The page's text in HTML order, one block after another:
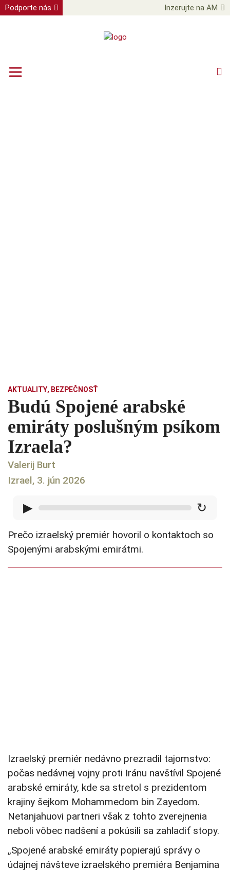
Podporte nás Inzerujte na AM
AKTUALITY, BEZPEČNOSŤ
Budú Spojené arabské
emiráty poslušným psíkom
Izraela?
Valerij Burt
Izrael, 3. jún 2026
▶ ↻
Prečo izraelský premiér hovoril o kontaktoch so
Spojenými arabskými emirátmi.
Izraelský premiér nedávno prezradil tajomstvo:
počas nedávnej vojny proti Iránu navštívil Spojené
arabské emiráty, kde sa stretol s prezidentom
krajiny šejkom Mohammedom bin Zayedom.
Netanjahuovi partneri však z tohto zverejnenia
neboli vôbec nadšení a pokúsili sa zahladiť stopy.
„Spojené arabské emiráty popierajú správy o
údajnej návšteve izraelského premiéra Benjamina